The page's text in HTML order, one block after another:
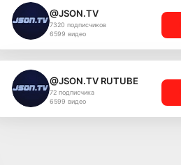
@JSON.TV
7320 подписчиков
6599 видео
@JSON.TV RUTUBE
72 подписчика
6599 видео